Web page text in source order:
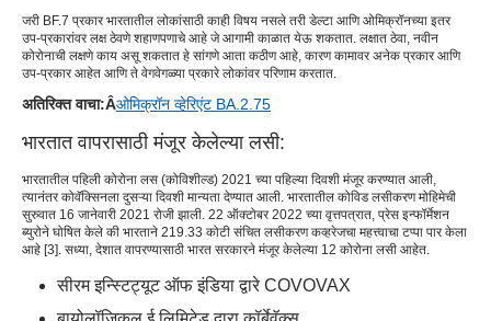
जरी BF.7 प्रकार भारतातील लोकांसाठी काही विषय नसले तरी डेल्टा आणि ओमिक्रॉनच्या इतर
उप-प्रकारांवर लक्ष ठेवणे शहाणपणाचे आहे जे आगामी काळात येऊ शकतात. लक्षात ठेवा, नवीन
कोरोनाची लक्षणे काय असू शकतात हे सांगणे आता कठीण आहे, कारण कामावर अनेक प्रकार आणि
उप-प्रकार आहेत आणि ते वेगवेगळ्या प्रकारे लोकांवर परिणाम करतात.
अतिरिक्त वाचा:Âओमिक्रॉन व्हेरिएंट BA.2.75
भारतात वापरासाठी मंजूर केलेल्या लसी:
भारतातील पहिली कोरोना लस (कोविशील्ड) 2021 च्या पहिल्या दिवशी मंजूर करण्यात आली,
त्यानंतर कोवॅक्सिनला दुसऱ्या दिवशी मान्यता देण्यात आली. भारतातील कोविड लसीकरण मोहिमेची
सुरुवात 16 जानेवारी 2021 रोजी झाली. 22 ऑक्टोबर 2022 च्या वृत्तपत्रात, प्रेस इन्फॉर्मेशन
ब्युरोने घोषित केले की भारताने 219.33 कोटी संचित लसीकरण कव्हरेजचा महत्त्वाचा टप्पा पार केला
आहे [3]. सध्या, देशात वापरण्यासाठी भारत सरकारने मंजूर केलेल्या 12 कोरोना लसी आहेत.
सीरम इन्स्टिट्यूट ऑफ इंडिया द्वारे COVOVAX